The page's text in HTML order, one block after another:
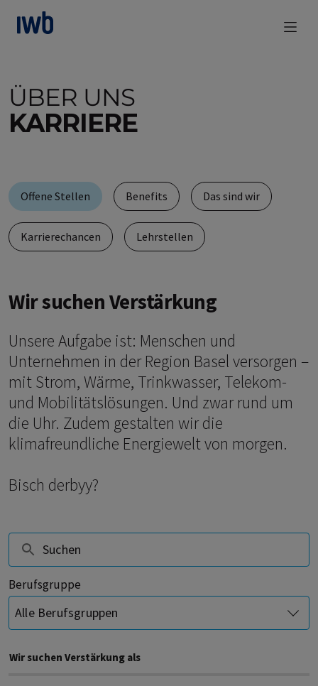
zum Main Content
ÜBER UNS
KARRIERE
Offene Stellen Benefits Das sind wir
Karrierechancen Lehrstellen
Wir suchen Verstärkung
Unsere Aufgabe ist: Menschen und
Unternehmen in der Region Basel versorgen –
mit Strom, Wärme, Trinkwasser, Telekom-
und Mobilitätslösungen. Und zwar rund um
die Uhr. Zudem gestalten wir die
klimafreundliche Energiewelt von morgen.
Bisch derbyy?